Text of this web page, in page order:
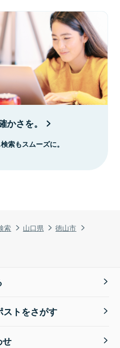
索 山口県
徳山市
かさを。
索もスムーズに。
ストをさがす
せ